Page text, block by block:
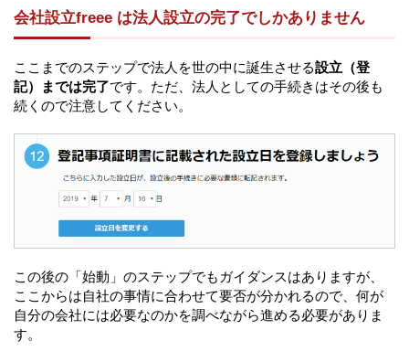
会社設立freee は法人設立の完了でしかありません
ここまでのステップで法人を世の中に誕生させる設立（登
記）までは完了です。ただ、法人としての手続きはその後も
続くので注意してください。
この後の「始動」のステップでもガイダンスはありますが、
ここからは自社の事情に合わせて要否が分かれるので、何が
自分の会社には必要なのかを調べながら進める必要がありま
す。